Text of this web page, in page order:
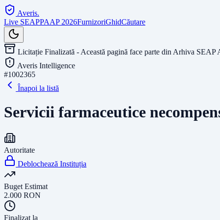
Averis.
Live SEAPPAAP 2026FurnizoriGhidCăutare
Licitație Finalizată - Această pagină face parte din Arhiva SEAP
Averis Intelligence
#1002365
Înapoi la listă
Servicii farmaceutice
Autoritate
Deblochează Instituția
Buget Estimat
2.000 RON
Finalizat la